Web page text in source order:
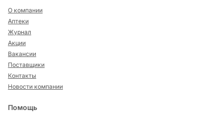
О компании
Аптеки
Журнал
Акции
Вакансии
Поставщики
Контакты
Новости компании
Помощь